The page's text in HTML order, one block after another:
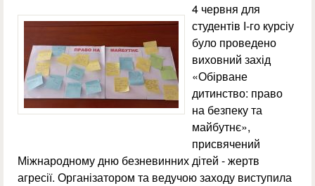
4 червня для
студентів І-го курсіу
було проведено
виховний захід
«Обірване
дитинство: право
на безпеку та
майбутнє»,
присвячений
Міжнародному дню безневинних дітей - жертв
агресії. Організатором та ведучою заходу виступила